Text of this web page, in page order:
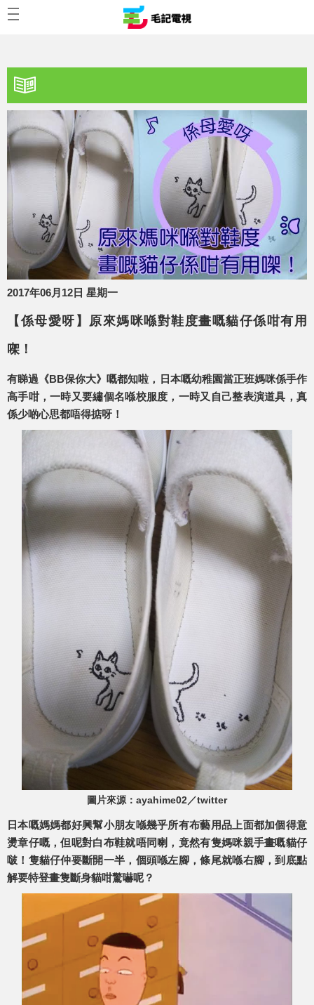
2017年06月12日 星期一
【係母愛呀】原來媽咪喺對鞋度畫嘅貓仔係咁有用
㗎！
有睇過《BB保你大》嘅都知啦，日本嘅幼稚園當正班媽咪係手作
高手咁，一時又要繡個名喺校服度，一時又自己整表演道具，真
係少啲心思都唔得掂呀！
圖片來源：ayahime02／twitter
日本嘅媽媽都好興幫小朋友喺幾乎所有布藝用品上面都加個得意
燙章仔嘅，但呢對白布鞋就唔同喇，竟然有隻媽咪親手畫嘅貓仔
啵！隻貓仔仲要斷開一半，個頭喺左腳，條尾就喺右腳，到底點
解要特登畫隻斷身貓咁驚嚇呢？